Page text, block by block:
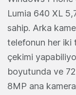
Lumia 640 XL
sahip. Arka
telefonun her iki
çekimi
boyutunda ve
8MP ana